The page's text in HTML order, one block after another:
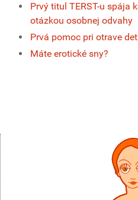
Prvý titul TERST-u spája
otázkou osobnej odvahy
Prvá pomoc pri otrave
Máte erotické sny?